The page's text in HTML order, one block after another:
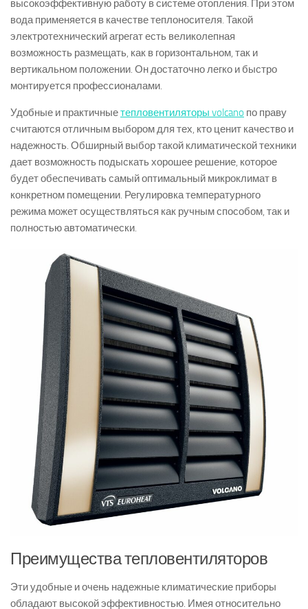
высокоэффективную работу в системе отопления. При этом
вода применяется в качестве теплоносителя. Такой
электротехнический агрегат есть великолепная
возможность размещать, как в горизонтальном, так и
вертикальном положении. Он достаточно легко и быстро
монтируется профессионалами.
Удобные и практичныетепловентиляторы volcano по праву
считаются отличным выбором для тех, кто ценит качество и
надежность. Обширный выбор такой климатической техники
дает возможность подыскать хорошее решение, которое
будет обеспечивать самый оптимальный микроклимат в
конкретном помещении. Регулировка температурного
режима может осуществляться как ручным способом, так и
полностью автоматически.
Преимущества тепловентиляторов
Эти удобные и очень надежные климатические приборы
обладают высокой эффективностью. Имея относительно